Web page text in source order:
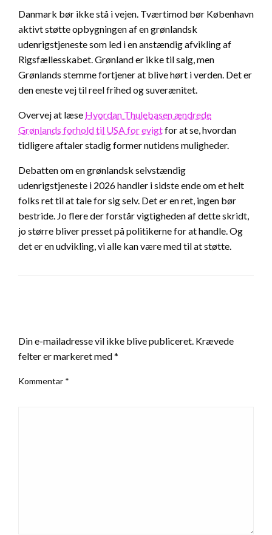
Danmark bør ikke stå i vejen. Tværtimod bør København
aktivt støtte opbygningen af en grønlandsk
udenrigstjeneste som led i en anstændig afvikling af
Rigsfællesskabet. Grønland er ikke til salg, men
Grønlands stemme fortjener at blive hørt i verden. Det er
den eneste vej til reel frihed og suverænitet.
Overvej at læse Hvordan Thulebasen ændrede
Grønlands forhold til USA for evigtfor at se, hvordan
tidligere aftaler stadig former nutidens muligheder.
Debatten om en grønlandsk selvstændig
udenrigstjeneste i 2026 handler i sidste ende om et helt
folks ret til at tale for sig selv. Det er en ret, ingen bør
bestride. Jo flere der forstår vigtigheden af dette skridt,
jo større bliver presset på politikerne for at handle. Og
det er en udvikling, vi alle kan være med til at støtte.
Din e-mailadresse vil ikke blive publiceret. Krævede
felter er markeret med*
Kommentar *